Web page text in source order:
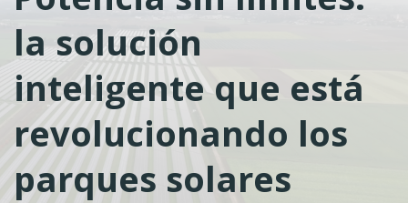
la solución
inteligente que está
revolucionando los
parques solares